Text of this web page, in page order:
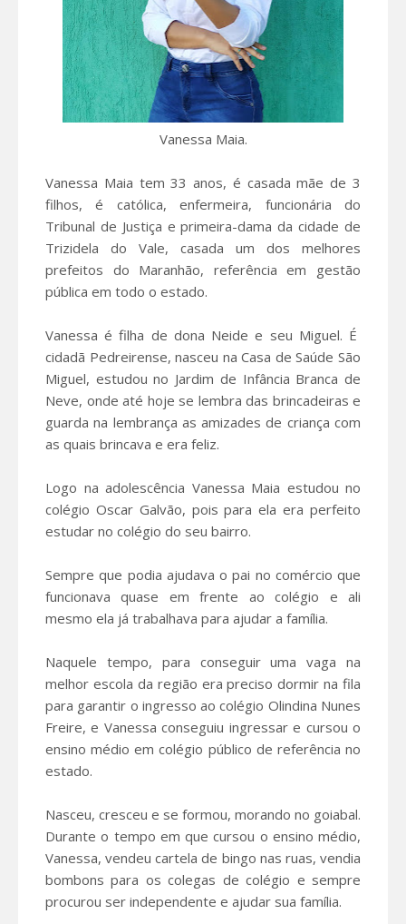
Vanessa Maia.
Vanessa Maia tem 33 anos, é casada mãe de 3
filhos, é católica, enfermeira, funcionária do
Tribunal de Justiça e primeira-dama da cidade de
Trizidela do Vale, casada um dos melhores
prefeitos do Maranhão, referência em gestão
pública em todo o estado.
Vanessa é filha de dona Neide e seu Miguel. É
cidadã Pedreirense, nasceu na Casa de Saúde São
Miguel, estudou no Jardim de Infância Branca de
Neve, onde até hoje se lembra das brincadeiras e
guarda na lembrança as amizades de criança com
as quais brincava e era feliz.
Logo na adolescência Vanessa Maia estudou no
colégio Oscar Galvão, pois para ela era perfeito
estudar no colégio do seu bairro.
Sempre que podia ajudava o pai no comércio que
funcionava quase em frente ao colégio e ali
mesmo ela já trabalhava para ajudar a família.
Naquele tempo, para conseguir uma vaga na
melhor escola da região era preciso dormir na fila
para garantir o ingresso ao colégio Olindina Nunes
Freire, e Vanessa conseguiu ingressar e cursou o
ensino médio em colégio público de referência no
estado.
Nasceu, cresceu e se formou, morando no goiabal.
Durante o tempo em que cursou o ensino médio,
Vanessa, vendeu cartela de bingo nas ruas, vendia
bombons para os colegas de colégio e sempre
procurou ser independente e ajudar sua família.